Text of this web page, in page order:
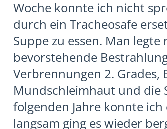
Woche konnte ich nicht
durch ein Tracheosafe
Suppe zu essen. Man
bevorstehende
Verbrennungen 2.
Mundschleimhaut und die
folgenden Jahre konnte
langsam ging es wieder